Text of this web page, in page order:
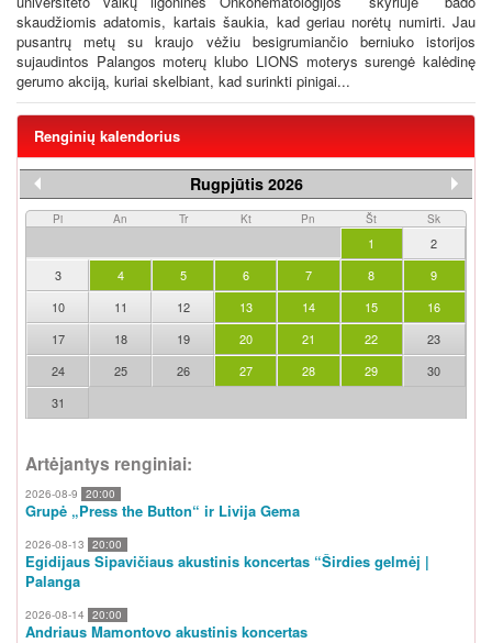
skaudžiomis adatomis, kartais šaukia, kad geriau norėtų numirti. Jau
pusantrų metų su kraujo vėžiu besigrumiančio berniuko istorijos
sujaudintos Palangos moterų klubo LIONS moterys surengė kalėdinę
gerumo akciją, kuriai skelbiant, kad surinkti pinigai...
Renginių kalendorius
Rugpjūtis 2026
Pi An Tr Kt Pn Št Sk
1
2
3
4 5 6 7 8
9
10
11 12 13 14 15
16
17
18 19 20 21 22
23
24
25 26 27 28 29
30
31
Artėjantys renginiai:
2026-08-9 20:00
Grupė „Press the Button“ ir Livija Gema
2026-08-13 20:00
Egidijaus Sipavičiaus akustinis koncertas “Širdies gelmėj |
Palanga
2026-08-14 20:00
Andriaus Mamontovo akustinis koncertas